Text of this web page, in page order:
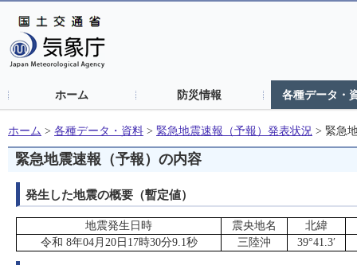
ホーム 防災情報 各種データ・
ホーム > 各種データ・資料 > 緊急地震速報（予報）発表状況 > 緊急
緊急地震速報（予報）の内容
発生した地震の概要（暫定値）
地震発生日時 震央地名
北緯
令和 8年04月20日17時30分9.1秒
三陸沖 39°41.3′